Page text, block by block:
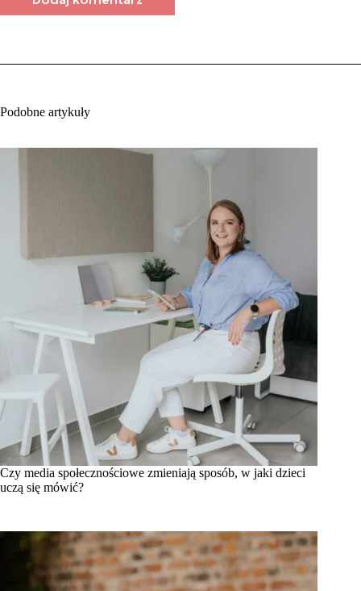
Podobne artykuły
Czy media społecznościowe zmieniają sposób, w jaki dzieci
uczą się mówić?